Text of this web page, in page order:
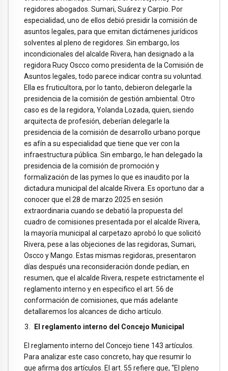
regidores abogados. Sumari, Suárez y Carpio. Por
especialidad, uno de ellos debió presidir la comisión de
asuntos legales, para que emitan dictámenes jurídicos
solventes al pleno de regidores. Sin embargo, los
incondicionales del alcalde Rivera, han designado a la
regidora Rucy Oscco como presidenta de la Comisión de
Asuntos legales, todo parece indicar contra su voluntad.
Ella es fruticultora, por lo tanto, debieron delegarle la
presidencia de la comisión de gestión ambiental. Otro
caso es de la regidora, Yolanda Lozada, quien, siendo
arquitecta de profesión, deberían delegarle la
presidencia de la comisión de desarrollo urbano porque
es afín a su especialidad que tiene que ver con la
infraestructura pública. Sin embargo, le han delegado la
presidencia de la comisión de promoción y
formalización de las pymes lo que es inaudito por la
dictadura municipal del alcalde Rivera. Es oportuno dar a
conocer que el 28 de marzo 2025 en sesión
extraordinaria cuando se debatió la propuesta del
cuadro de comisiones presentada por el alcalde Rivera,
la mayoría municipal al carpetazo aprobó lo que solicitó
Rivera, pese a las objeciones de las regidoras, Sumari,
Oscco y Mango. Estas mismas regidoras, presentaron
días después una reconsideración donde pedían, en
resumen, que el alcalde Rivera, respete estrictamente el
reglamento interno y en especifico el art. 56 de
conformación de comisiones, que más adelante
detallaremos los alcances de dicho artículo.
El reglamento interno del Concejo Municipal
El reglamento interno del Concejo tiene 143 artículos.
Para analizar este caso concreto, hay que resumir lo
que afirma dos artículos. El art. 55 refiere que, “El pleno